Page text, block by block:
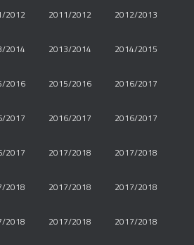
2012 2011/2012 2012/2013
2014 2013/2014 2014/2015
2016 2015/2016 2016/2017
2017 2016/2017 2016/2017
2017 2017/2018 2017/2018
2018 2017/2018 2017/2018
2018 2017/2018 2017/2018